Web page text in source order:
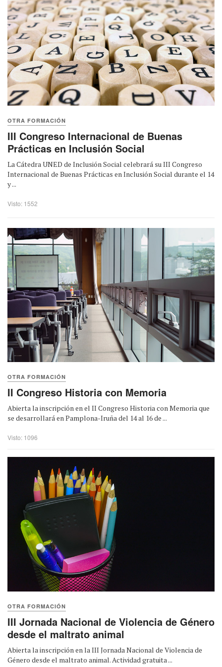
OTRA FORMACIÓN
III Congreso Internacional de Buenas
Prácticas en Inclusión Social
La Cátedra UNED de Inclusión Social celebrará su III Congreso
Internacional de Buenas Prácticas en Inclusión Social durante el 14
y ...
Visto: 1552
OTRA FORMACIÓN
II Congreso Historia con Memoria
Abierta la inscripción en el II Congreso Historia con Memoria que
se desarrollará en Pamplona-Iruña del 14 al 16 de ...
Visto: 1096
OTRA FORMACIÓN
III Jornada Nacional de Violencia de Género
desde el maltrato animal
Abierta la inscripción en la III Jornada Nacional de Violencia de
Género desde el maltrato animal. Actividad gratuita ...